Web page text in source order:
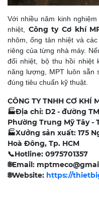
Với nhiều năm kinh
nhiệt, Công ty Cơ khí
nhôm, ống tản nhiệt và
riêng của từng nhà máy.
đổi nhiệt, bộ thu hồi nhiệt
năng lượng, MPT luôn sẵn
đúng tiêu chuẩn kỹ thuật.
CÔNG TY TNHH CƠ KHÍ
🏭Địa chỉ: D2 - đường
Phường Trung Mỹ Tây -
🏭Xưởng sản xuất: 175
Hoà Đông, Tp. HCM
📞Hotline: 0975701357
🌐Email:
🌐Website: https://